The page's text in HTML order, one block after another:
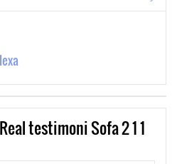
testimoni Sofa 2 1 1